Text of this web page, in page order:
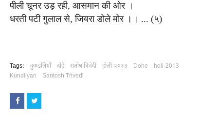
पीली चूनर उड़ रही, आसमान की ओर ।
धरती पटी गुलाल से, जियरा डोले मोर ।। ... (५)
Tags: कुण्डलियाँ दोहे संतोष त्रिवेदी होली-२०१३ Dohe
holi-2013
Kundliyan
Santosh Trivedi